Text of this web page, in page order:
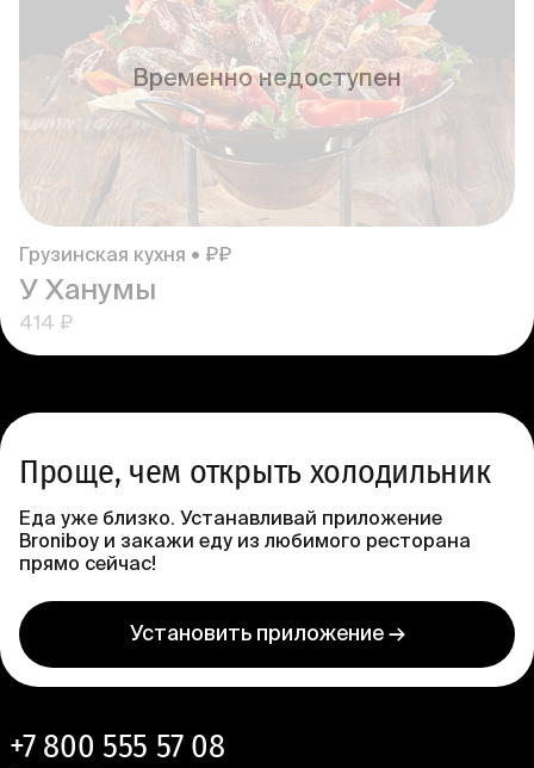
Временно недоступен
Грузинская кухня • ₽₽
У Ханумы
414 ₽
Проще, чем открыть холодильник
Еда уже близко. Устанавливай приложение
Broniboy и закажи еду из любимого ресторана
прямо сейчас!
Установить приложение →
+7 800 555 57 08